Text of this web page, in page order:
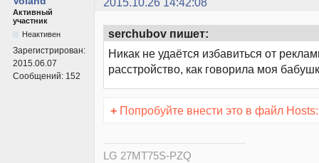
Активный
участник
Неактивен
Зарегистрирован:
2015.06.07
Сообщений: 152
serchubov пишет:
Никак не удаётся избавиться от
расстройство, как говорила моя
+ Попробуйте внести это в файл Hosts:
LG 27MT75S-PZQ